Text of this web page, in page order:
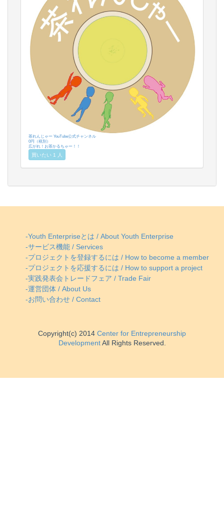
茶れんじゃー YouTube公式チャンネル
0円（税別）
広がれ！お茶かるちゃー！！
買いたい 1 人
-Youth Enterpriseとは / About Youth Enterprise
-サービス機能 / Services
-プロジェクトを登録するには / How to become a member
-プロジェクトを応援するには / How to support a project
-実践発表会トレードフェア / Trade Fair
-運営団体 / About Us
-お問い合わせ / Contact
Copyright(c) 2014 Center for Entrepreneurship
DevelopmentAll Rights Reserved.